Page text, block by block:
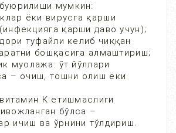
мумкин:
ёки вирусга қарши
қарши даво учун);
туфайли келиб чиққан
бошқасига алмаштириш;
муолажа: ўт йўллари
– очиш, тошни олиш ёки
К етишмаслиги
бўлса –
ичиш ва ўрнини тўлдириш.